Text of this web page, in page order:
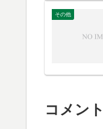
その他
コメント